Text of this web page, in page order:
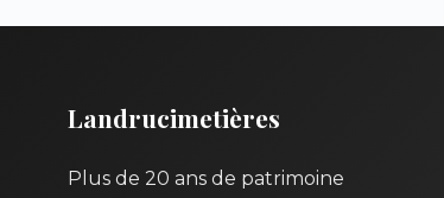
Landrucimetières
Plus de 20 ans de patrimoine